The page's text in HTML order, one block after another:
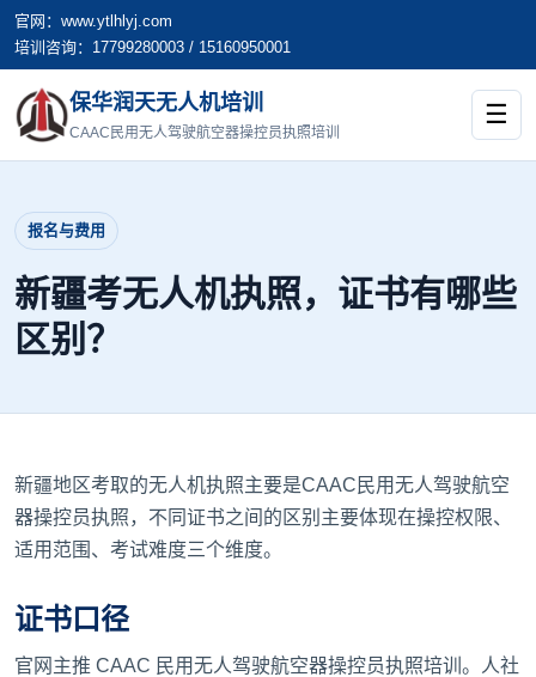
官网：www.ytlhlyj.com
培训咨询：17799280003 / 15160950001
保华润天无人机培训
CAAC民用无人驾驶航空器操控员执照培训
☰
报名与费用
新疆考无人机执照，证书有哪些
区别？
新疆地区考取的无人机执照主要是CAAC民用无人驾驶航空
器操控员执照，不同证书之间的区别主要体现在操控权限、
适用范围、考试难度三个维度。
证书口径
官网主推 CAAC 民用无人驾驶航空器操控员执照培训。人社